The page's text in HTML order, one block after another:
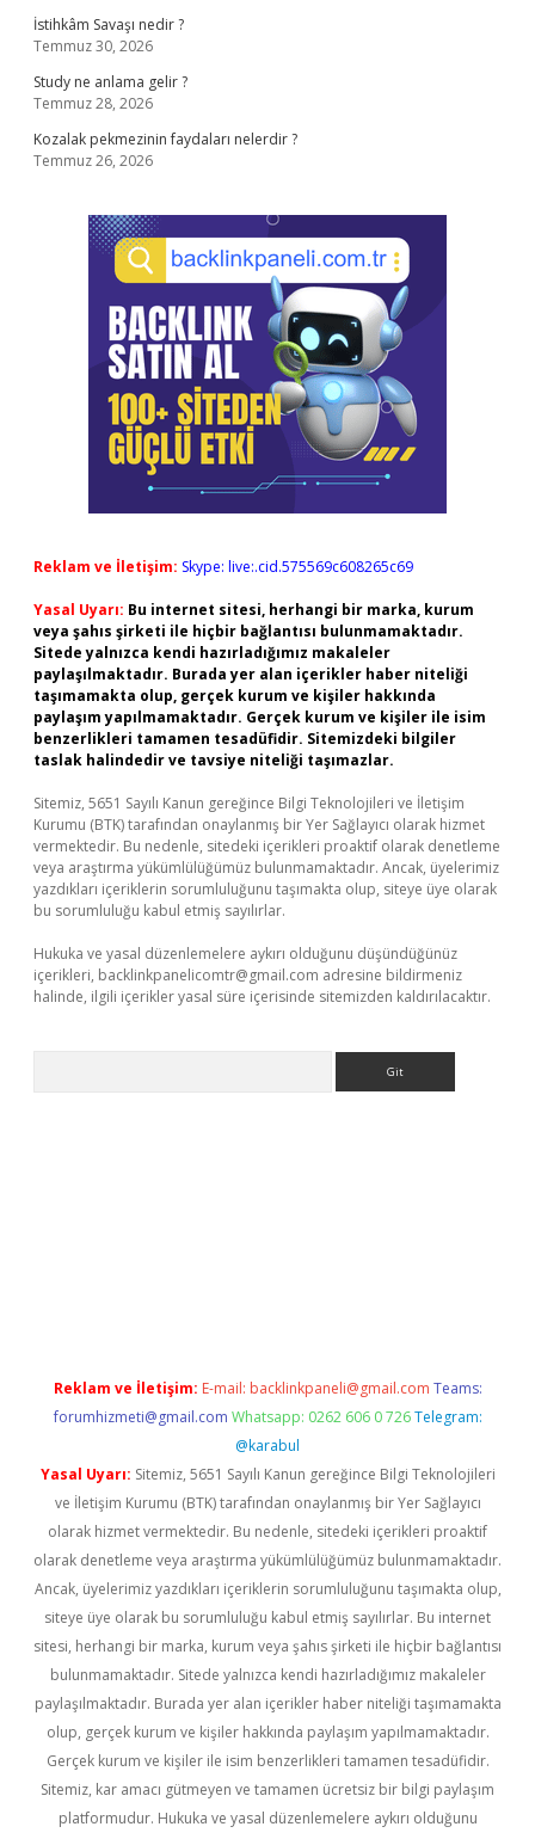
İstihkâm Savaşı nedir ?
Temmuz 30, 2026
Study ne anlama gelir ?
Temmuz 28, 2026
Kozalak pekmezinin faydaları nelerdir ?
Temmuz 26, 2026
Reklam ve İletişim: Skype: live:.cid.575569c608265c69
Yasal Uyarı: Bu internet sitesi, herhangi bir marka, kurum
veya şahıs şirketi ile hiçbir bağlantısı bulunmamaktadır.
Sitede yalnızca kendi hazırladığımız makaleler
paylaşılmaktadır. Burada yer alan içerikler haber niteliği
taşımamakta olup, gerçek kurum ve kişiler hakkında
paylaşım yapılmamaktadır. Gerçek kurum ve kişiler ile isim
benzerlikleri tamamen tesadüfidir. Sitemizdeki bilgiler
taslak halindedir ve tavsiye niteliği taşımazlar.
Sitemiz, 5651 Sayılı Kanun gereğince Bilgi Teknolojileri ve İletişim
Kurumu (BTK) tarafından onaylanmış bir Yer Sağlayıcı olarak hizmet
vermektedir. Bu nedenle, sitedeki içerikleri proaktif olarak denetleme
veya araştırma yükümlülüğümüz bulunmamaktadır. Ancak, üyelerimiz
yazdıkları içeriklerin sorumluluğunu taşımakta olup, siteye üye olarak
bu sorumluluğu kabul etmiş sayılırlar.
Hukuka ve yasal düzenlemelere aykırı olduğunu düşündüğünüz
içerikleri, backlinkpanelicomtr@gmail.com adresine bildirmeniz
halinde, ilgili içerikler yasal süre içerisinde sitemizden kaldırılacaktır.
Reklam ve İletişim: E-mail: backlinkpaneli@gmail.com Teams:
forumhizmeti@gmail.com Whatsapp: 0262 606 0 726 Telegram:
@karabul
Yasal Uyarı: Sitemiz, 5651 Sayılı Kanun gereğince Bilgi Teknolojileri
ve İletişim Kurumu (BTK) tarafından onaylanmış bir Yer Sağlayıcı
olarak hizmet vermektedir. Bu nedenle, sitedeki içerikleri proaktif
olarak denetleme veya araştırma yükümlülüğümüz bulunmamaktadır.
Ancak, üyelerimiz yazdıkları içeriklerin sorumluluğunu taşımakta olup,
siteye üye olarak bu sorumluluğu kabul etmiş sayılırlar. Bu internet
sitesi, herhangi bir marka, kurum veya şahıs şirketi ile hiçbir bağlantısı
bulunmamaktadır. Sitede yalnızca kendi hazırladığımız makaleler
paylaşılmaktadır. Burada yer alan içerikler haber niteliği taşımamakta
olup, gerçek kurum ve kişiler hakkında paylaşım yapılmamaktadır.
Gerçek kurum ve kişiler ile isim benzerlikleri tamamen tesadüfidir.
Sitemiz, kar amacı gütmeyen ve tamamen ücretsiz bir bilgi paylaşım
platformudur. Hukuka ve yasal düzenlemelere aykırı olduğunu